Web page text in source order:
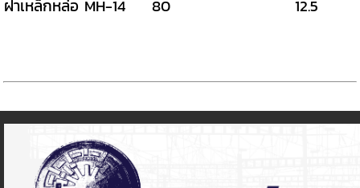
ฝาเหล็กหล่อ MH-14 80 12.5